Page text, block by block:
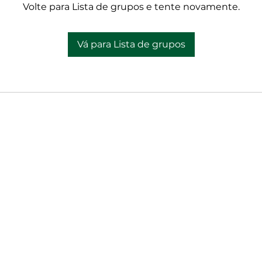
Volte para Lista de grupos e tente novamente.
Vá para Lista de grupos